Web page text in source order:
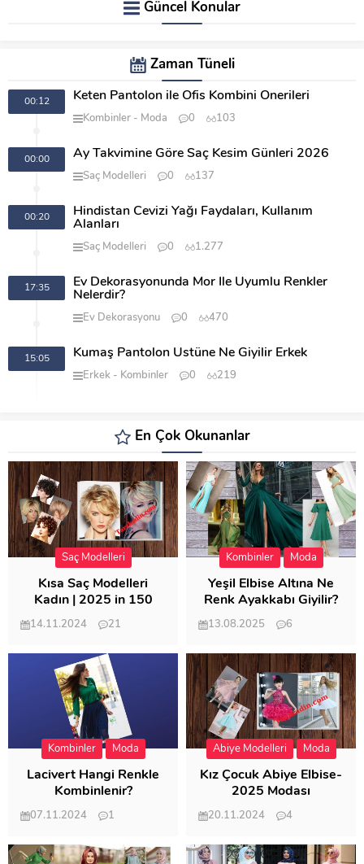
Güncel Konular
Zaman Tüneli
00:12 Keten Pantolon ile Ofis Kombini Önerileri
Kombinler Moda 0 103
00:00 Ay Takvimine Göre Saç Kesim Günleri 2026
Saç Modelleri 0 137
00:20
Hindistan Cevizi Yağı Faydaları, Kullanım
Alanları
Saç Modelleri 0 1.277
17:35
Ev Dekorasyonunda Mor İle Uyumlu Renkler
Nelerdir?
Ev Dekorasyonu 0 470
15:05 Kumaş Pantolon Üstüne Ne Giyilir Erkek
Erkek Kombinler 0 219
En Çok Okunanlar
Saç Modelleri
Kısa Saç Modelleri
Kadın | 2025 in 150
Modeli
14.11.2024
21
Kombinler Moda
Yeşil Elbise Altına Ne
Renk Ayakkabı Giyilir?
13.08.2025
6
Kombinler Moda
Lacivert Hangi Renkle
Kombinlenir?
07.11.2024
1
Abiye Modelleri Moda
Kız Çocuk Abiye Elbise-
2025 Modası
20.11.2024
4